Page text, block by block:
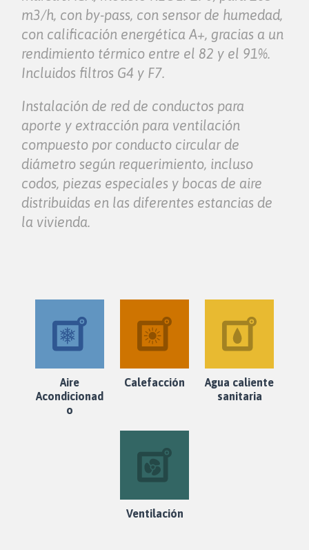
m3/h, con by-pass, con sensor de humedad,
con calificación energética A+, gracias a un
rendimiento térmico entre el 82 y el 91%.
Incluidos filtros G4 y F7.
Instalación de red de conductos para
aporte y extracción para ventilación
compuesto por conducto circular de
diámetro según requerimiento, incluso
codos, piezas especiales y bocas de aire
distribuidas en las diferentes estancias de
la vivienda.
Aire
Acondicionad
o
Calefacción
Agua caliente
sanitaria
Ventilación